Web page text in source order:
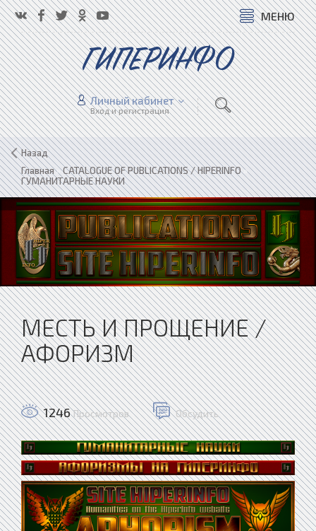
МЕНЮ
ГИПЕРИНФО
Личный кабинет
Вход и регистрация
Назад
Главная»CATALOGUE OF PUBLICATIONS / HIPERINFO»
ГУМАНИТАРНЫЕ НАУКИ
МЕСТЬ И ПРОЩЕНИЕ /
АФОРИЗМ
1246 Просмотров Обсудить